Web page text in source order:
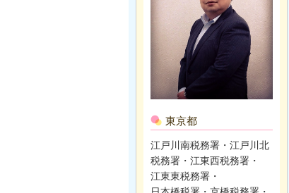
東京都
江戸川南税務署・江戸川北
税務署・江東西税務署・
江東東税務署・